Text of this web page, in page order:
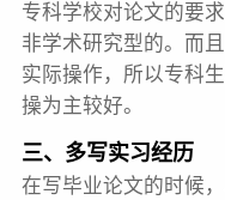
专科学校对论文的要
非学术研究型的。而
实际操作，所以专科
操为主较好。
三、多写实习经历
在写毕业论文的时候